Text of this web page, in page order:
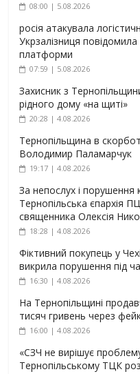
08:00 | 5.08.2026
росія атакувала
Укрзалізниця
платформи
07:59 | 5.08.2026
Захисник з
рідного дому «на щиті»
20:28 | 4.08.2026
Тернопільщина в
Володимир Паламарчук
19:17 | 4.08.2026
За непослух і порушення
Тернопільська єпархія
священника Олексія
18:28 | 4.08.2026
Фіктивний покупець у
викрила порушення під
16:30 | 4.08.2026
На Тернопільщині
тисяч гривень через
16:00 | 4.08.2026
«СЗЧ не вирішує
Тернопільському ТЦК